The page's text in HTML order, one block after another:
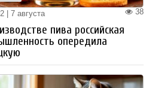
38
| 7 августа
пива российская
опередила